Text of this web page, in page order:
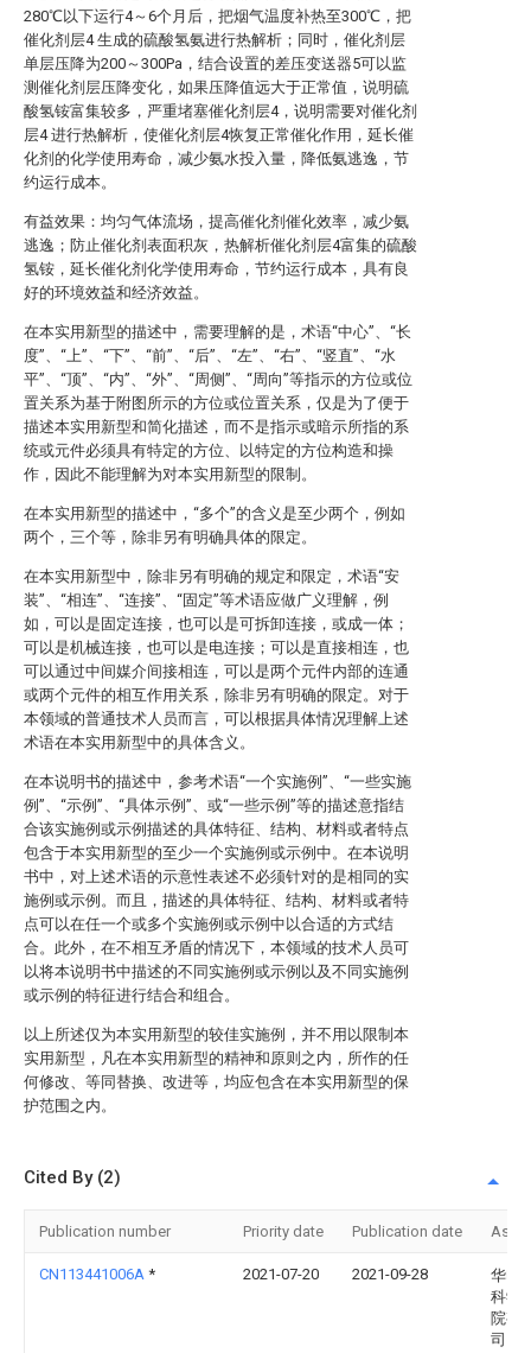
280℃以下运行4～6个月后，把烟气温度补热至300℃，把
催化剂层4 生成的硫酸氢氨进行热解析；同时，催化剂层
单层压降为200～300Pa，结合设置的差压变送器5可以监
测催化剂层压降变化，如果压降值远大于正常值，说明硫
酸氢铵富集较多，严重堵塞催化剂层4，说明需要对催化剂
层4 进行热解析，使催化剂层4恢复正常催化作用，延长催
化剂的化学使用寿命，减少氨水投入量，降低氨逃逸，节
约运行成本。
有益效果：均匀气体流场，提高催化剂催化效率，减少氨
逃逸；防止催化剂表面积灰，热解析催化剂层4富集的硫酸
氢铵，延长催化剂化学使用寿命，节约运行成本，具有良
好的环境效益和经济效益。
在本实用新型的描述中，需要理解的是，术语“中心”、“长
度”、“上”、“下”、“前”、“后”、“左”、“右”、“竖直”、“水
平”、“顶”、“内”、“外”、“周侧”、“周向”等指示的方位或位
置关系为基于附图所示的方位或位置关系，仅是为了便于
描述本实用新型和简化描述，而不是指示或暗示所指的系
统或元件必须具有特定的方位、以特定的方位构造和操
作，因此不能理解为对本实用新型的限制。
在本实用新型的描述中，“多个”的含义是至少两个，例如
两个，三个等，除非另有明确具体的限定。
在本实用新型中，除非另有明确的规定和限定，术语“安
装”、“相连”、“连接”、“固定”等术语应做广义理解，例
如，可以是固定连接，也可以是可拆卸连接，或成一体；
可以是机械连接，也可以是电连接；可以是直接相连，也
可以通过中间媒介间接相连，可以是两个元件内部的连通
或两个元件的相互作用关系，除非另有明确的限定。对于
本领域的普通技术人员而言，可以根据具体情况理解上述
术语在本实用新型中的具体含义。
在本说明书的描述中，参考术语“一个实施例”、“一些实施
例”、“示例”、“具体示例”、或“一些示例”等的描述意指结
合该实施例或示例描述的具体特征、结构、材料或者特点
包含于本实用新型的至少一个实施例或示例中。在本说明
书中，对上述术语的示意性表述不必须针对的是相同的实
施例或示例。而且，描述的具体特征、结构、材料或者特
点可以在任一个或多个实施例或示例中以合适的方式结
合。此外，在不相互矛盾的情况下，本领域的技术人员可
以将本说明书中描述的不同实施例或示例以及不同实施例
或示例的特征进行结合和组合。
以上所述仅为本实用新型的较佳实施例，并不用以限制本
实用新型，凡在本实用新型的精神和原则之内，所作的任
何修改、等同替换、改进等，均应包含在本实用新型的保
护范围之内。
Cited By (2)
Publication number Priority date Publication date
CN113441006A * 2021-07-20 2021-09-28
华电
科学
院有
司